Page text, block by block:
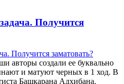
Получится
авторы создали ее буквально
и матуют черных в 1 ход. В
Башкарана Адхибана.